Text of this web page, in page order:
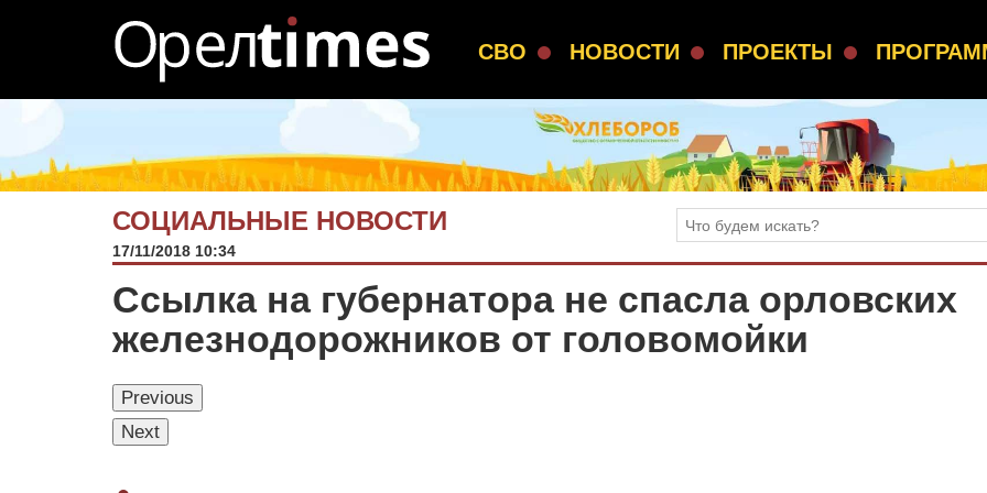
СВО НОВОСТИ ПРОЕКТЫ
СОЦИАЛЬНЫЕ НОВОСТИ
17/11/2018 10:34
Ссылка на губернатора не спасла орловских
железнодорожников от головомойки
Previous
Next